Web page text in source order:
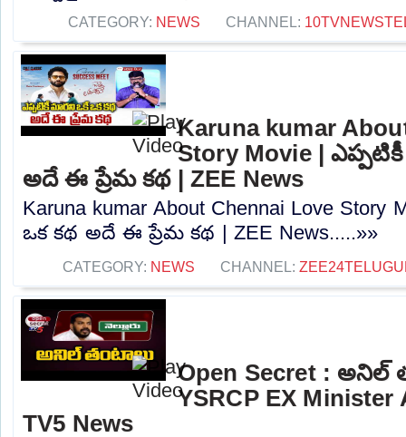
CATEGORY: NEWS CHANNEL:
Karuna kumar
Story Movie |
అదే ఈ ప్రేమ కథ | ZEE News
Karuna kumar About Chennai Love
ఒక కథ అదే ఈ ప్రేమ కథ | ZEE News.....»»
CATEGORY: NEWS CHANNEL:
Open Secret : అనిల్
YSRCP EX Minister
TV5 News